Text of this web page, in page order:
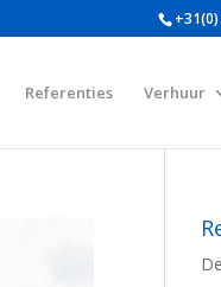
Referenties Verhuur